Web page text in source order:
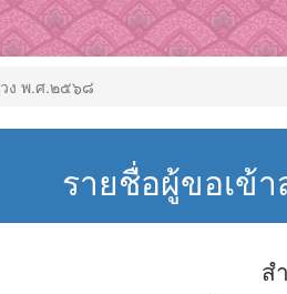
ง พ.ศ.๒๕๖๘
รายชื่อผู้ขอเข้
ส